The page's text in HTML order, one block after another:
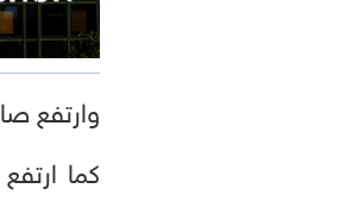
وارتفع صافي دخل
كما